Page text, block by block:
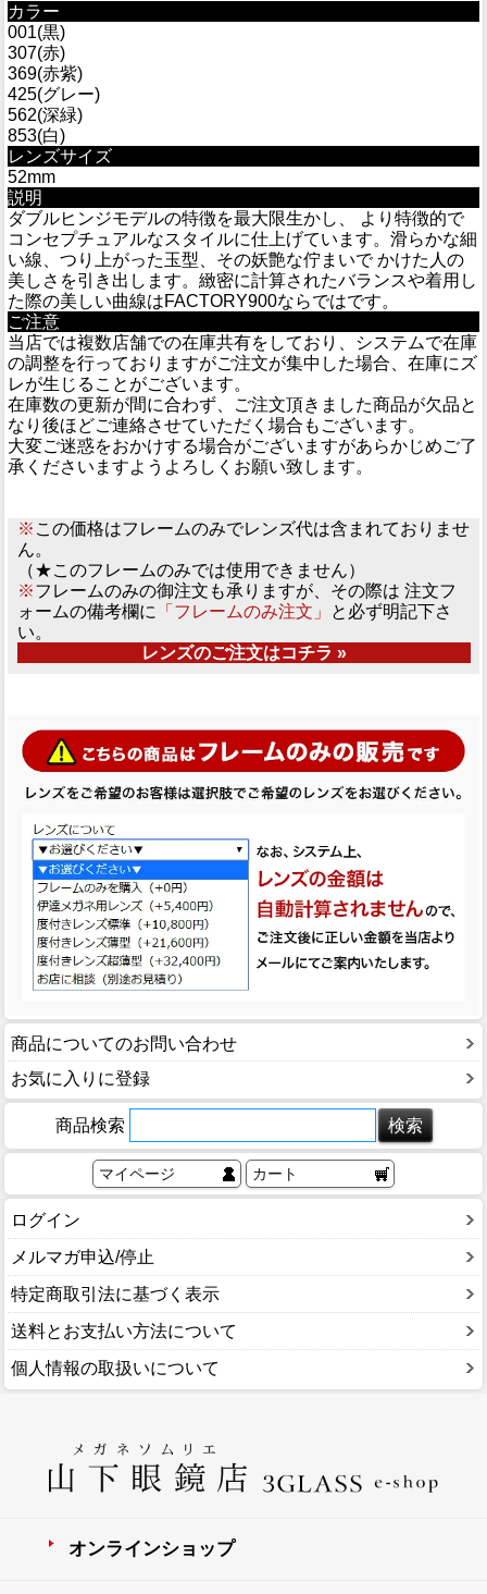
カラー
001(黒)
307(赤)
369(赤紫)
425(グレー)
562(深緑)
853(白)
レンズサイズ
52mm
説明
ダブルヒンジモデルの特徴を最大限生かし、 より特徴的で
コンセプチュアルなスタイルに仕上げています。滑らかな細
い線、つり上がった玉型、その妖艶な佇まいで かけた人の
美しさを引き出します。緻密に計算されたバランスや着用し
た際の美しい曲線はFACTORY900ならではです。
ご注意
当店では複数店舗での在庫共有をしており、システムで在庫
の調整を行っておりますがご注文が集中した場合、在庫にズ
レが生じることがございます。
在庫数の更新が間に合わず、ご注文頂きました商品が欠品と
なり後ほどご連絡させていただく場合もございます。
大変ご迷惑をおかけする場合がございますがあらかじめご了
承くださいますようよろしくお願い致します。
※ この価格はフレームのみでレンズ代は含まれておりませ
ん。
（★このフレームのみでは使用できません）
※フレームのみの御注文も承りますが、その際は 注文フ
ォームの備考欄に
「フレームのみ注文」
と必ず明記下さ
い。
レンズのご注文はコチラ »
商品についてのお問い合わせ
お気に入りに登録
商品検索
マイページ カート
ログイン
メルマガ申込/停止
特定商取引法に基づく表示
送料とお支払い方法について
個人情報の取扱いについて
オンラインショップ